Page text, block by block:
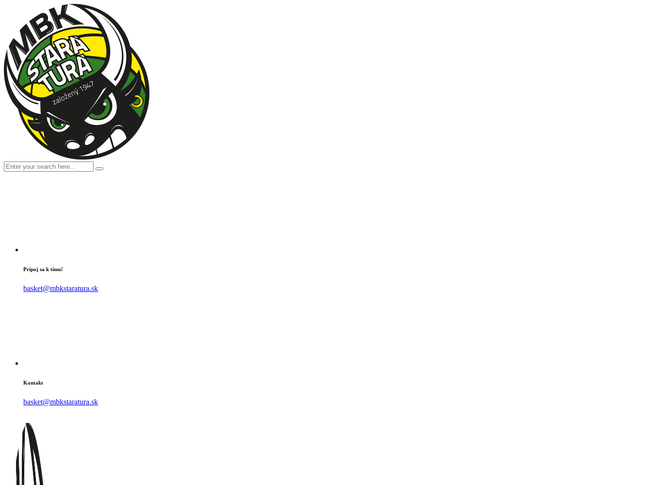
Pripoj sa k tímu!
basket@mbkstaratura.sk
Kontakt
basket@mbkstaratura.sk